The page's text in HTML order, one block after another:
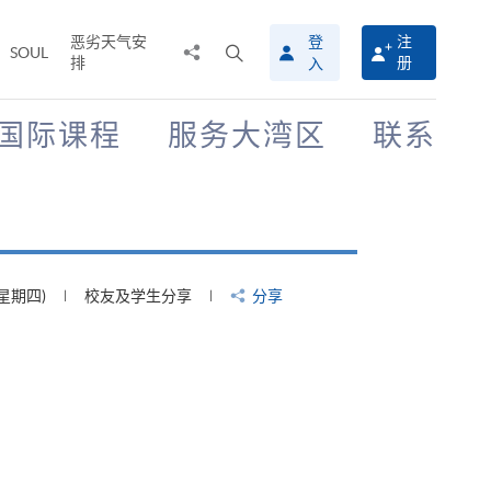
SOUL
恶劣天气安
排
搜
寻
介
登
入
注
册
国际课程 服务大湾区 联系
期四) 校友及学生分享 分享